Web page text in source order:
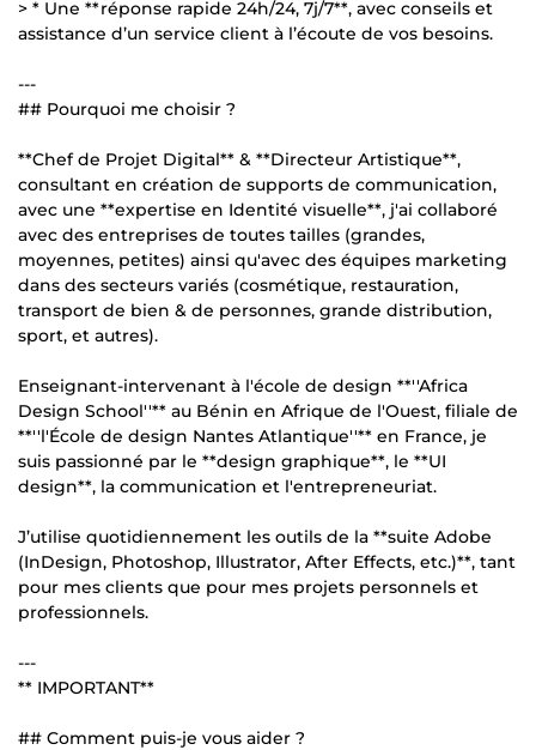
> * Une **réponse rapide 24h/24, 7j/7**, avec conseils et
assistance d’un service client à l’écoute de vos besoins.
---
## Pourquoi me choisir ?
**Chef de Projet Digital** & **Directeur Artistique**,
consultant en création de supports de communication,
avec une **expertise en Identité visuelle**, j'ai collaboré
avec des entreprises de toutes tailles (grandes,
moyennes, petites) ainsi qu'avec des équipes marketing
dans des secteurs variés (cosmétique, restauration,
transport de bien & de personnes, grande distribution,
sport, et autres).
Enseignant-intervenant à l'école de design **''Africa
Design School''** au Bénin en Afrique de l'Ouest, filiale de
**''l'École de design Nantes Atlantique''** en France, je
suis passionné par le **design graphique**, le **UI
design**, la communication et l'entrepreneuriat.
J’utilise quotidiennement les outils de la **suite Adobe
(InDesign, Photoshop, Illustrator, After Effects, etc.)**, tant
pour mes clients que pour mes projets personnels et
professionnels.
---
** IMPORTANT**
## Comment puis-je vous aider ?